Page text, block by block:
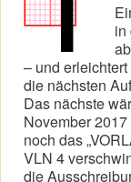
in
– und
die nächsten
Das nächste
November
noch das
VLN 4
die